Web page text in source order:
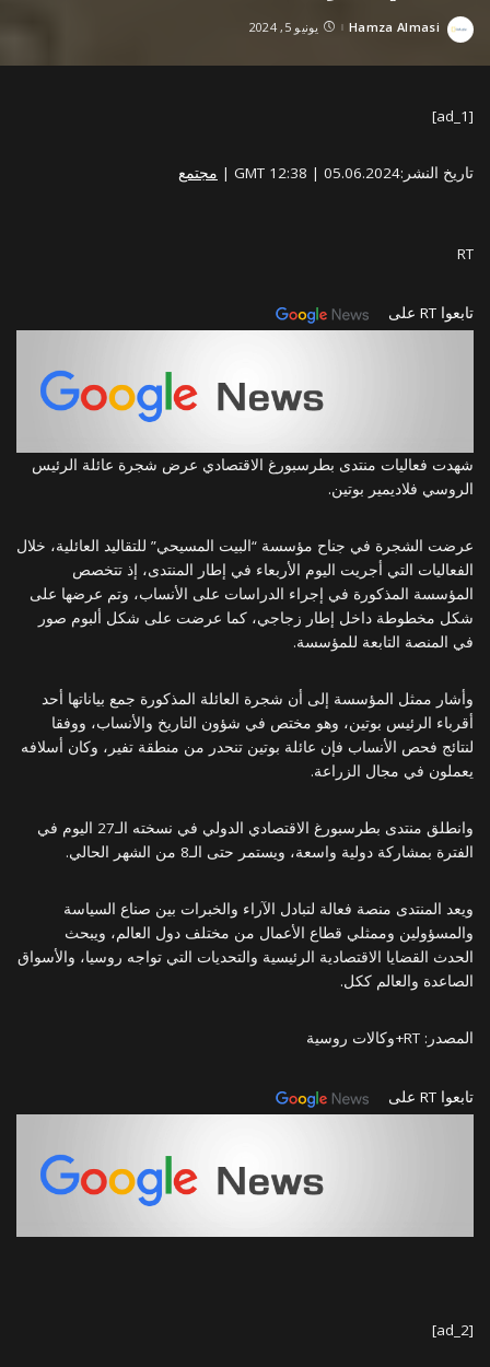
Posted
Hamza Almasi يونيو 5, 2024
[ad_1]
تاريخ النشر:05.06.2024
|
12:38 GMT
| مجتمع
RT
تابعوا RT على
شهدت فعاليات منتدى بطرسبورغ الاقتصادي عرض شجرة عائلة الرئيس
الروسي فلاديمير بوتين.
عرضت الشجرة في جناح مؤسسة “البيت المسيحي” للتقاليد العائلية، خلال
الفعاليات التي أجريت اليوم الأربعاء في إطار المنتدى، إذ تتخصص
المؤسسة المذكورة في إجراء الدراسات على الأنساب، وتم عرضها على
شكل مخطوطة داخل إطار زجاجي، كما عرضت على شكل ألبوم صور
في المنصة التابعة للمؤسسة.
وأشار ممثل المؤسسة إلى أن شجرة العائلة المذكورة جمع بياناتها أحد
أقرباء الرئيس بوتين، وهو مختص في شؤون التاريخ والأنساب، ووفقا
لنتائج فحص الأنساب فإن عائلة بوتين تنحدر من منطقة تفير، وكان أسلافه
يعملون في مجال الزراعة.
وانطلق منتدى بطرسبورغ الاقتصادي الدولي في نسخته الـ27 اليوم في
الفترة بمشاركة دولية واسعة، ويستمر حتى الـ8 من الشهر الحالي.
ويعد المنتدى منصة فعالة لتبادل الآراء والخبرات بين صناع السياسة
والمسؤولين وممثلي قطاع الأعمال من مختلف دول العالم، ويبحث
الحدث القضايا الاقتصادية الرئيسية والتحديات التي تواجه روسيا، والأسواق
الصاعدة والعالم ككل.
المصدر: RT+وكالات روسية
تابعوا RT على
[ad_2]